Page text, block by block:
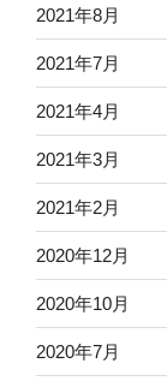
2021年8月
2021年7月
2021年4月
2021年3月
2021年2月
2020年12月
2020年10月
2020年7月